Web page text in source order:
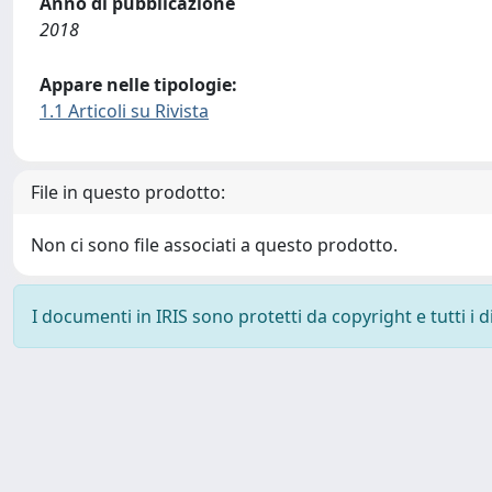
2018
Appare nelle tipologie:
1.1 Articoli su Rivista
File in questo prodotto:
Non ci sono file associati a questo prodotto.
I documenti in IRIS sono protetti da copyright e tutti i